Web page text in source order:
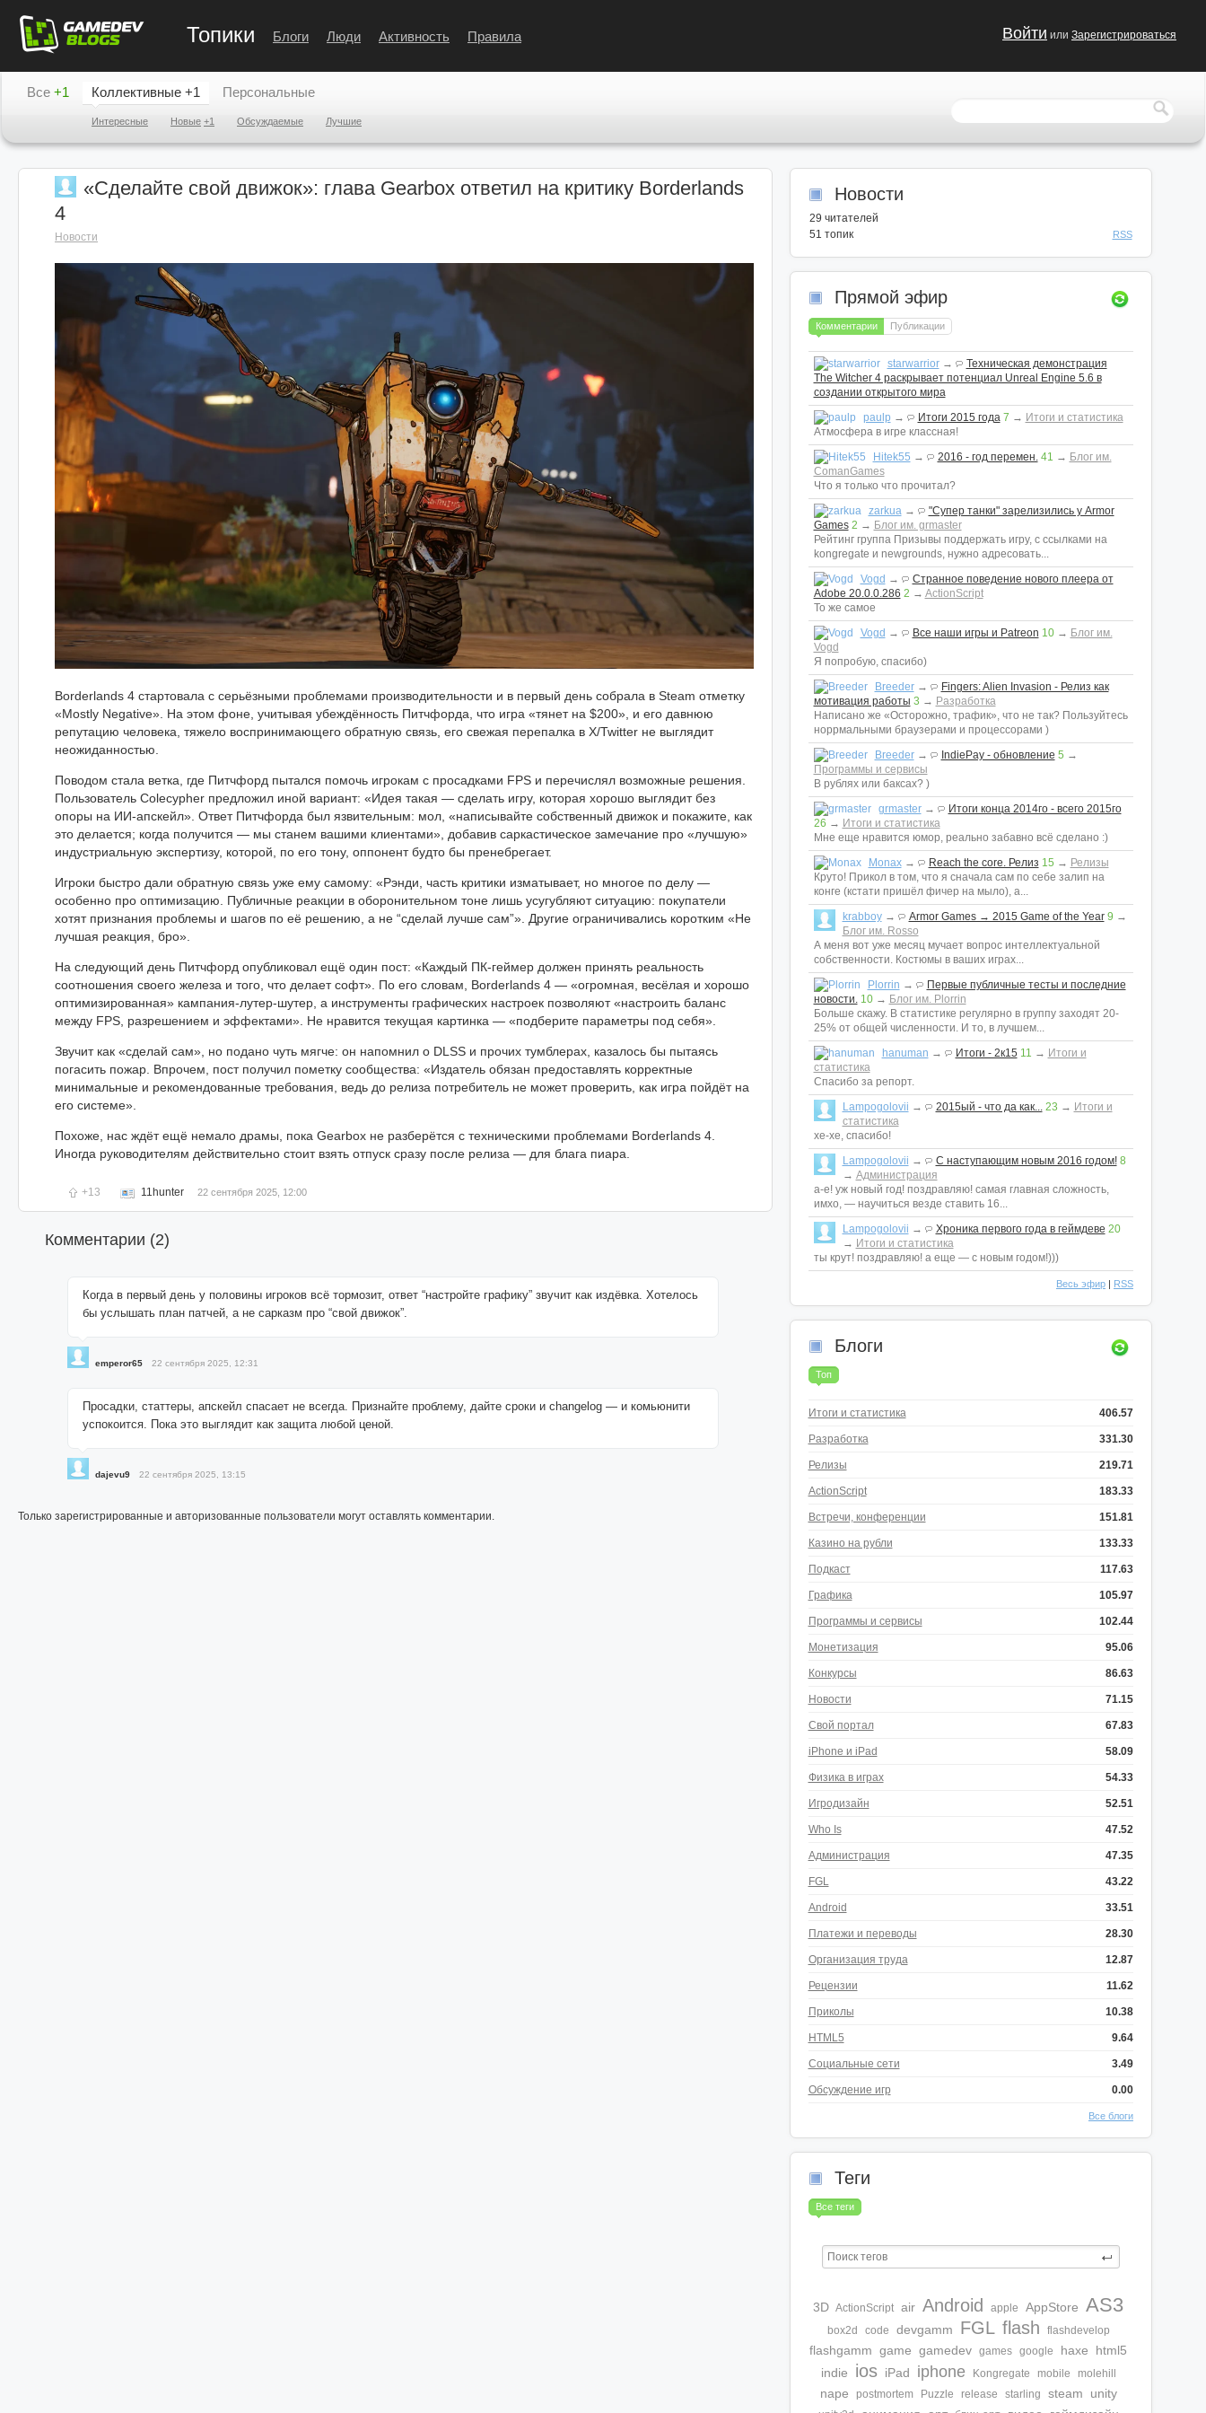
Войти или Зарегистрироваться
Топики Блоги Люди Активность Правила
Все +1 Коллективные +1
Интересные Новые +1 Обсуждаемые Лучшие
Персональные
«Сделайте свой движок»: глава Gearbox ответил на критику Borderlands
4
Новости
Borderlands 4 стартовала с серьёзными проблемами производительности и в первый день собрала в Steam отметку
«Mostly Negative». На этом фоне, учитывая убеждённость Питчфорда, что игра «тянет на $200», и его давнюю
репутацию человека, тяжело воспринимающего обратную связь, его свежая перепалка в X/Twitter не выглядит
неожиданностью.
Поводом стала ветка, где Питчфорд пытался помочь игрокам с просадками FPS и перечислял возможные решения.
Пользователь Colecypher предложил иной вариант: «Идея такая — сделать игру, которая хорошо выглядит без
опоры на ИИ-апскейл». Ответ Питчфорда был язвительным: мол, «написывайте собственный движок и покажите, как
это делается; когда получится — мы станем вашими клиентами», добавив саркастическое замечание про «лучшую»
индустриальную экспертизу, которой, по его тону, оппонент будто бы пренебрегает.
Игроки быстро дали обратную связь уже ему самому: «Рэнди, часть критики изматывает, но многое по делу —
особенно про оптимизацию. Публичные реакции в оборонительном тоне лишь усугубляют ситуацию: покупатели
хотят признания проблемы и шагов по её решению, а не “сделай лучше сам”». Другие ограничивались коротким «Не
лучшая реакция, бро».
На следующий день Питчфорд опубликовал ещё один пост: «Каждый ПК-геймер должен принять реальность
соотношения своего железа и того, что делает софт». По его словам, Borderlands 4 — «огромная, весёлая и хорошо
оптимизированная» кампания-лутер-шутер, а инструменты графических настроек позволяют «настроить баланс
между FPS, разрешением и эффектами». Не нравится текущая картинка — «подберите параметры под себя».
Звучит как «сделай сам», но подано чуть мягче: он напомнил о DLSS и прочих тумблерах, казалось бы пытаясь
погасить пожар. Впрочем, пост получил пометку сообщества: «Издатель обязан предоставлять корректные
минимальные и рекомендованные требования, ведь до релиза потребитель не может проверить, как игра пойдёт на
его системе».
Похоже, нас ждёт ещё немало драмы, пока Gearbox не разберётся с техническими проблемами Borderlands 4.
Иногда руководителям действительно стоит взять отпуск сразу после релиза — для блага пиара.
+13 11hunter 22 сентября 2025, 12:00
Комментарии (2)
Когда в первый день у половины игроков всё тормозит, ответ “настройте графику” звучит как издёвка. Хотелось
бы услышать план патчей, а не сарказм про “свой движок”.
emperor65 22 сентября 2025, 12:31
Просадки, статтеры, апскейл спасает не всегда. Признайте проблему, дайте сроки и changelog — и комьюнити
успокоится. Пока это выглядит как защита любой ценой.
dajevu9 22 сентября 2025, 13:15
Только зарегистрированные и авторизованные пользователи могут оставлять комментарии.
Новости
29 читателей
51 топик
RSS
Прямой эфир
Комментарии Публикации
starwarrior→
Техническая демонстрация
The Witcher 4 раскрывает потенциал Unreal Engine 5.6 в
создании открытого мира
paulp → Итоги 2015 года 7 → Итоги и статистика
Атмосфера в игре классная!
Hitek55 → 2016 - год перемен. 41 → Блог им.
ComanGames
Что я только что прочитал?
zarkua→
"Супер танки" зарелизились у Armor
Games 2 → Блог им. grmaster
Рейтинг группа Призывы поддержать игру, с ссылками на
kongregate и newgrounds, нужно адресовать...
Vogd →
Странное поведение нового плеера от
Adobe 20.0.0.286 2 → ActionScript
То же самое
Vogd → Все наши игры и Patreon 10→ Блог им.
Vogd
Я попробую, спасибо)
Breeder→
Fingers: Alien Invasion - Релиз как
мотивация работы 3 → Разработка
Написано же «Осторожно, трафик», что не так? Пользуйтесь
норрмальными браузерами и процессорами )
Breeder→ IndiePay - обновление 5 →
Программы и сервисы
В рублях или баксах? )
grmaster→
Итоги конца 2014го - всего 2015го
26 → Итоги и статистика
Мне еще нравится юмор, реально забавно всё сделано :)
Monax→ Reach the core. Релиз 15 → Релизы
Круто! Прикол в том, что я сначала сам по себе залип на
конге (кстати пришёл фичер на мыло), а...
krabboy→ Armor Games → 2015 Game of the Year 9 →
Блог им. Rosso
А меня вот уже месяц мучает вопрос интеллектуальной
собственности. Костюмы в ваших играх...
Plorrin →
Первые публичные тесты и последние
новости. 10→ Блог им. Plorrin
Больше скажу. В статистике регулярно в группу заходят 20-
25% от общей численности. И то, в лучшем...
hanuman → Итоги - 2к15 11 → Итоги и
статистика
Спасибо за репорт.
Lampogolovii → 2015ый - что да как... 23 → Итоги и
статистика
хе-хе, спасибо!
Lampogolovii → С наступающим новым 2016 годом! 8
→ Администрация
а-е! уж новый год! поздравляю! самая главная сложность,
имхо, — научиться везде ставить 16...
Lampogolovii → Хроника первого года в геймдеве 20
→ Итоги и статистика
ты крут! поздравляю! а еще — с новым годом!)))
Весь эфир| RSS
Блоги
Топ
Итоги и статистика 406.57
Разработка 331.30
Релизы 219.71
ActionScript 183.33
Встречи, конференции 151.81
Казино на рубли 133.33
Подкаст 117.63
Графика 105.97
Программы и сервисы 102.44
Монетизация 95.06
Конкурсы 86.63
Новости 71.15
Свой портал 67.83
iPhone и iPad 58.09
Физика в играх 54.33
Игродизайн 52.51
Who Is 47.52
Администрация 47.35
FGL 43.22
Android 33.51
Платежи и переводы 28.30
Организация труда 12.87
Рецензии 11.62
Приколы 10.38
HTML5 9.64
Социальные сети 3.49
Обсуждение игр 0.00
Все блоги
Теги
Все теги
3D ActionScript air Android apple AppStore AS3
box2d code devgamm FGL flash flashdevelop
flashgamm game gamedev games google haxe
html5
indie
ios iPad iphone Kongregate mobile molehill
nape postmortem Puzzle release starling steam unity